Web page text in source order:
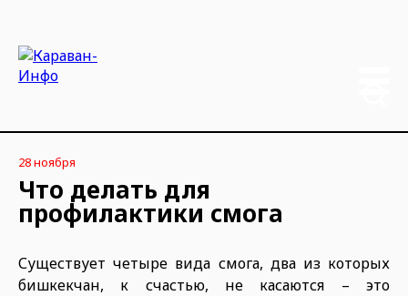
28 ноября
Что делать для
профилактики смога
Существует четыре вида смога, два из которых
бишкекчан, к счастью, не касаются – это